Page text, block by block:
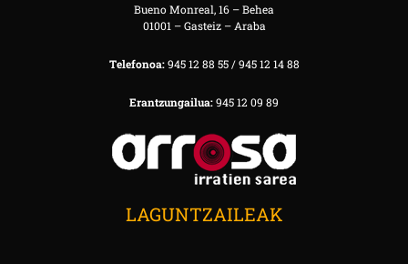
Bueno Monreal, 16 – Behea
01001 – Gasteiz – Araba
Telefonoa:945 12 88 55 / 945 12 14 88
Erantzungailua:945 12 09 89
LAGUNTZAILEAK